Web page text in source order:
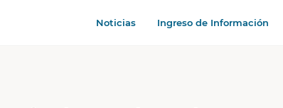
Noticias Ingreso de Información